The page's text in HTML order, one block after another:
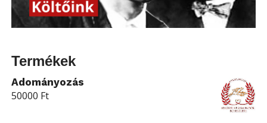
Termékek
Adományozás
50000 Ft